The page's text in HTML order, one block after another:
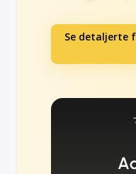
Se detaljerte